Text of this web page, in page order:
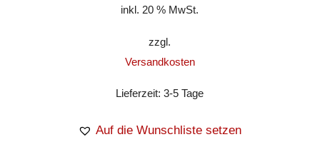
inkl. 20 % MwSt.
zzgl.
Versandkosten
Lieferzeit:3-5 Tage
Auf die Wunschliste setzen